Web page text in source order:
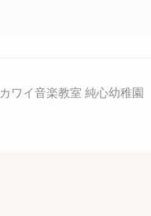
カワイ音楽教室 純心幼稚園